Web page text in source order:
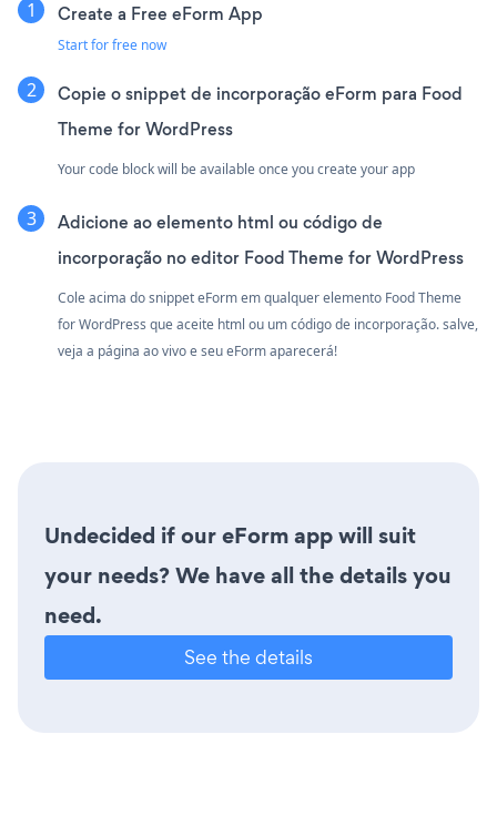
Create a Free eForm App
Start for free now
Copie o snippet de incorporação eForm para Food
Theme for WordPress
Your code block will be available once you create your app
Adicione ao elemento html ou código de
incorporação no editor Food Theme for WordPress
Cole acima do snippet eForm em qualquer elemento Food Theme
for WordPress que aceite html ou um código de incorporação. salve,
veja a página ao vivo e seu eForm aparecerá!
Undecided if our eForm app will suit
your needs? We have all the details you
need.
See the details